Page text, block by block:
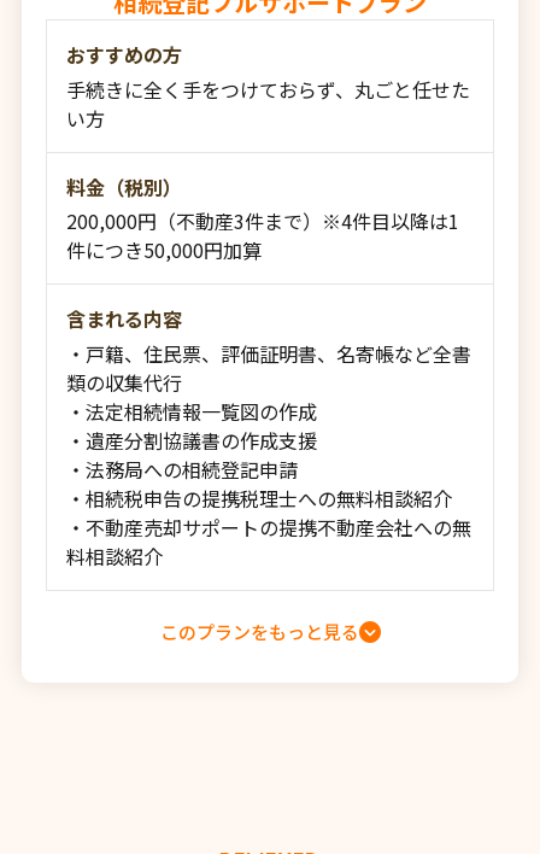
おすすめの方
手続きに全く手をつけておらず、丸ごと任せた
い方
料金（税別）
200,000円（不動産3件まで）※4件目以降は1
件につき50,000円加算
含まれる内容
・戸籍、住民票、評価証明書、名寄帳など全書
類の収集代行
・法定相続情報一覧図の作成
・遺産分割協議書の作成支援
・法務局への相続登記申請
・相続税申告の提携税理士への無料相談紹介
・不動産売却サポートの提携不動産会社への無
料相談紹介
このプランをもっと見る